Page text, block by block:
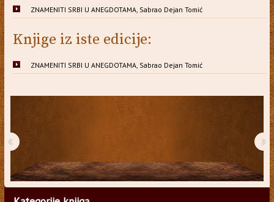
ZNAMENITI SRBI U ANEGDOTAMA, Sabrao Dejan Tomić
Knjige iz iste edicije:
ZNAMENITI SRBI U ANEGDOTAMA, Sabrao Dejan Tomić
‹ ›